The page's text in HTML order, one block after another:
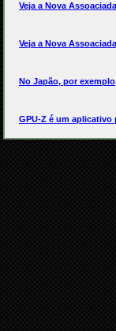
Veja a Nova
Veja a Nova
No Japão, por
GPU-Z é um